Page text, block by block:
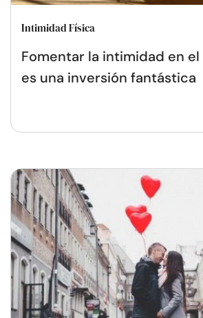
Intimidad Física
Fomentar la intimidad en
es una inversión fantástica